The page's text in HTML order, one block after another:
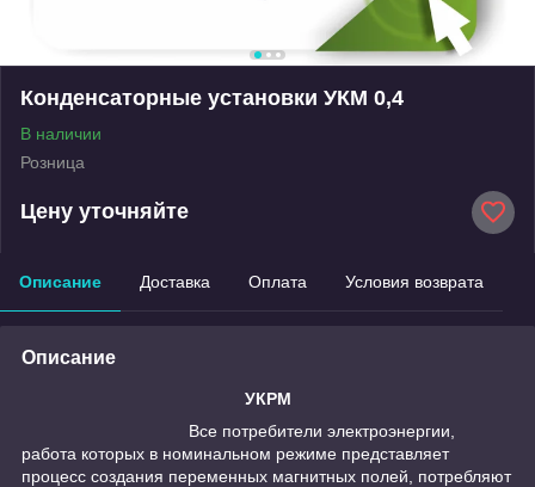
Конденсаторные установки УКМ 0,4
В наличии
Розница
Цену уточняйте
Описание Доставка Оплата Условия возврата
Описание
УКРМ
Все потребители электроэнергии,
работа которых в номинальном режиме представляет
процесс создания переменных магнитных полей, потребляют